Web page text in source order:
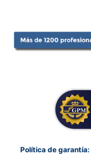
Política de garantía: